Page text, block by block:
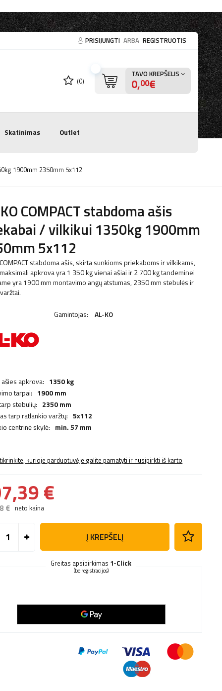
PRISIJUNGTI ARBA REGISTRUOTIS
(0)
TAVO KREPŠELIS
0,00€
Skatinimas Outlet
1900mm 2350mm 5x112
COMPACT stabdoma ašis
/ vilkikui 1350kg 1900mm
5x112
stabdoma ašis, skirta sunkioms priekaboms ir vilkikams,
apkrova yra 1 350 kg vienai ašiai ir 2 700 kg tandeminei
yra 1900 mm montavimo angų atstumas, 2350 mm stebulės ir
Gamintojas: AL-KO
apkrova: 1350 kg
tarpai: 1900 mm
stebulių: 2350 mm
tarp ratlankio varžtų: 5x112
centrinė skylė: min. 57 mm
kurioje parduotuvėje galite pamatyti ir nusipirkti iš karto
€
€ neto kaina
Į KREPŠELĮ
Greitas apsipirkimas 1-Click
(be registracijos)